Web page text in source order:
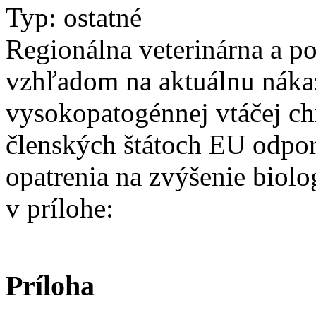
Typ: ostatné
Regionálna veterinárna a
vzhľadom na aktuálnu
vysokopatogénnej vtáčej
členských štátoch EU
opatrenia na zvýšenie
v prílohe:
Príloha